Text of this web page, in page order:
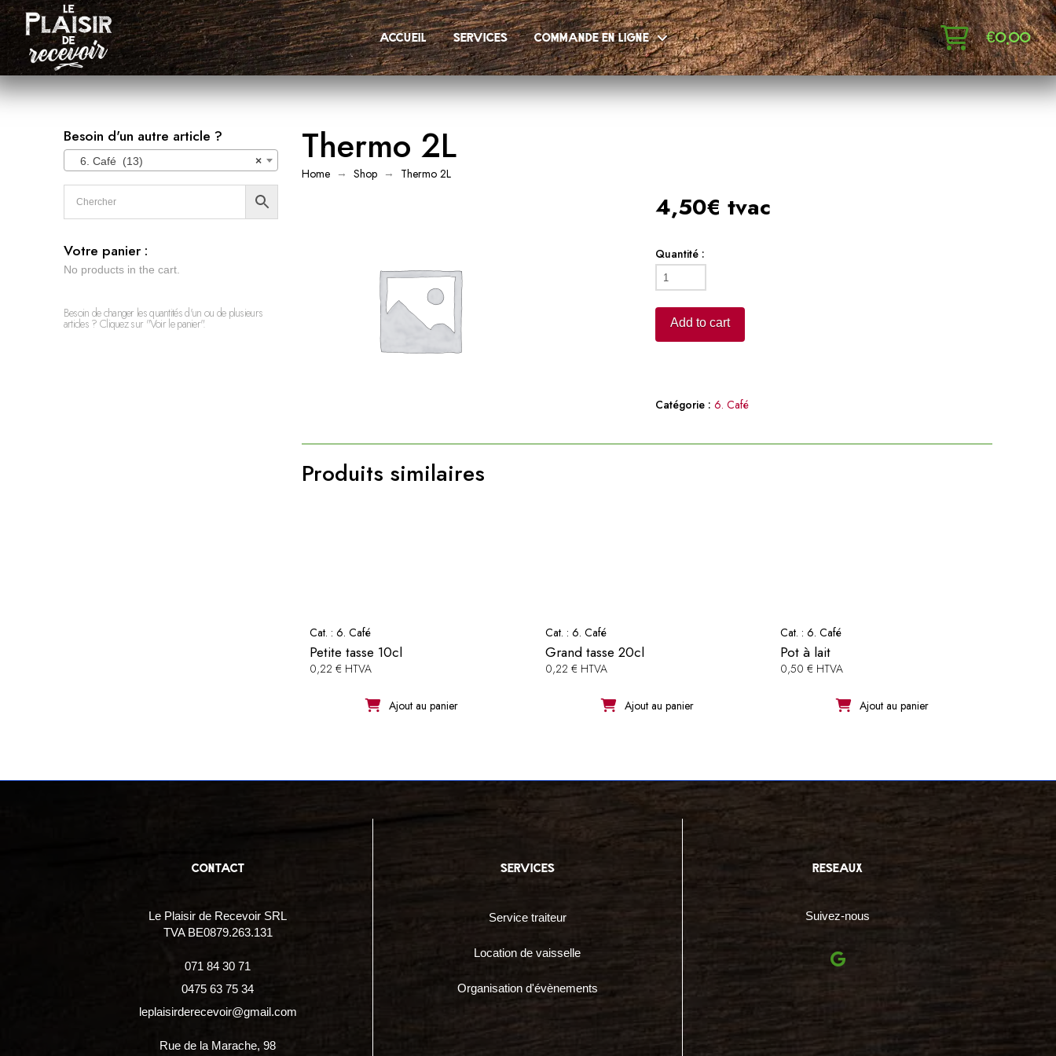
accueil services commande en ligne €0,00
Besoin d'un autre article ?
×
6. Café (13)
Votre panier :
No products in the cart.
Besoin de changer les quantités d'un ou de plusieurs
articles ? Cliquez sur "Voir le panier".
Thermo 2L
Home → Shop → Thermo 2L
4,50€ tvac
Quantité :
Thermo
2L
quantity
Add to cart
Catégorie : 6. Café
Produits similaires
Cat. : 6. Café
Petite tasse 10cl
0,22 € HTVA
Ajout au panier
Cat. : 6. Café
Grand tasse 20cl
0,22 € HTVA
Ajout au panier
Cat. :6. Café
Pot à lait
0,50 € HTVA
Ajout au panier
contact
Le Plaisir de Recevoir SRL
TVA BE0879.263.131
071 84 30 71
0475 63 75 34
leplaisirderecevoir@gmail.com
Rue de la Marache, 98
services
Service traiteur
Location de vaisselle
Organisation d'évènements
reseaux
Suivez-nous